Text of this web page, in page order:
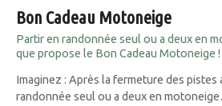
Bon Cadeau Motoneige
Partir en randonnée seul ou a deux en
que propose le Bon Cadeau Motoneige !
Imaginez : Après la fermeture des pistes
randonnée seul ou a deux en